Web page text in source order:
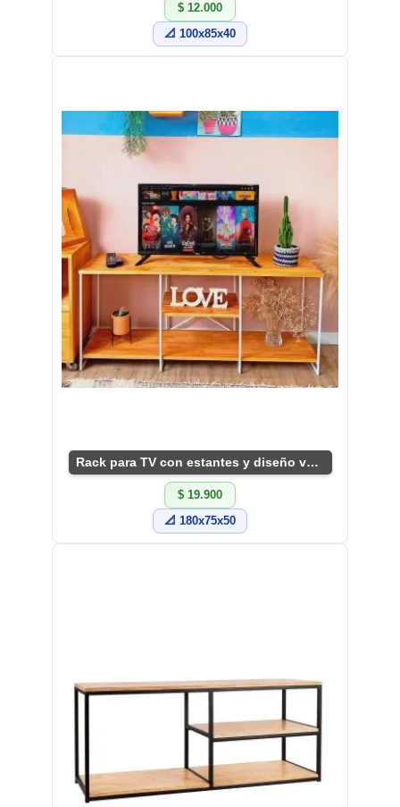
$ 12.000
📐 100x85x40
Rack para TV con estantes y diseño versátil
$ 19.900
📐 180x75x50